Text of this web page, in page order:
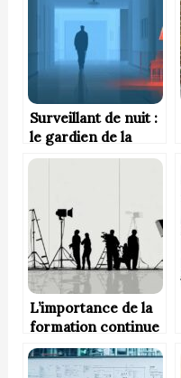
Surveillant de nuit :
le gardien de la
tranquillité
L’importance de la
formation continue
pour bâtir une
carrière durable